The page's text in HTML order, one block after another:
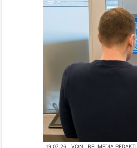
19.07.26 VON BELMEDIA